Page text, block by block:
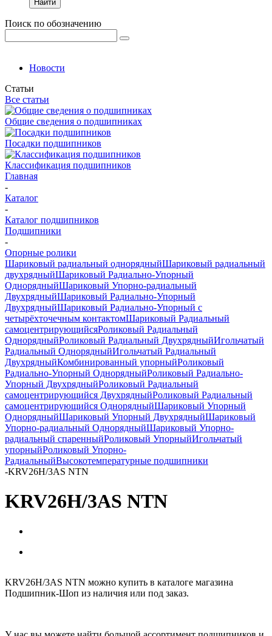
Найти
Поиск по обозначению
Новости
Статьи
Все статьи
Общие сведения о подшипниках
Посадки подшипников
Классификация подшипников
Главная
-
Каталог
-
Каталог подшипников
Подшипники
-
Опорные ролики
Шариковый радиальный однорядныйШариковый радиальный
двухрядныйШариковый Радиально-Упорный
ОднорядныйШариковый Упорно-радиальный
ДвухрядныйШариковый Радиально-Упорный
ДвухрядныйШариковый Радиально-Упорный с
четырёхточечным контактомШариковый Радиальный
самоцентрирующийсяРоликовый Радиальный
ОднорядныйРоликовый Радиальный ДвухрядныйИгольчатый
Радиальный ОднорядныйИгольчатый Радиальный
ДвухрядныйКомбинированный упорныйРоликовый
Радиально-Упорный ОднорядныйРоликовый Радиально-
Упорный ДвухрядныйРоликовый Радиальный
самоцентрирующийся ДвухрядныйРоликовый Радиальный
самоцентрирующийся ОднорядныйШариковый Упорный
ОднорядныйШариковый Упорный ДвухрядныйШариковый
Упорно-радиальный ОднорядныйШариковый Упорно-
радиальный спаренныйРоликовый УпорныйИгольчатый
упорныйРоликовый Упорно-
РадиальныйВысокотемпературные подшипники
-KRV26H/3AS NTN
KRV26H/3AS NTN
KRV26H/3AS NTN можно купить в каталоге магазина
Подшипник-Шоп из наличия или под заказ.